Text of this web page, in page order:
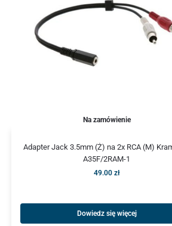
Na zamówienie
Adapter Jack 3.5mm (Ż) na 2x RCA (M)
A35F/2RAM-1
49.00 zł
Dowiedz się więcej